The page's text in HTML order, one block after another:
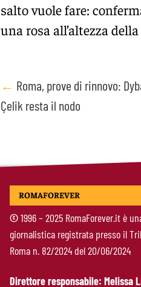
salto vuole fare:
una rosa all’altezza
Post
navigation
← Roma, prove di rinnovo:
Çelik resta il nodo
ROMAFOREVER
©1996 – 2025 RomaForever.it è
giornalistica registrata presso il
Roma n. 82/2024 del 20/06/2024
Direttore responsabile: Melissa